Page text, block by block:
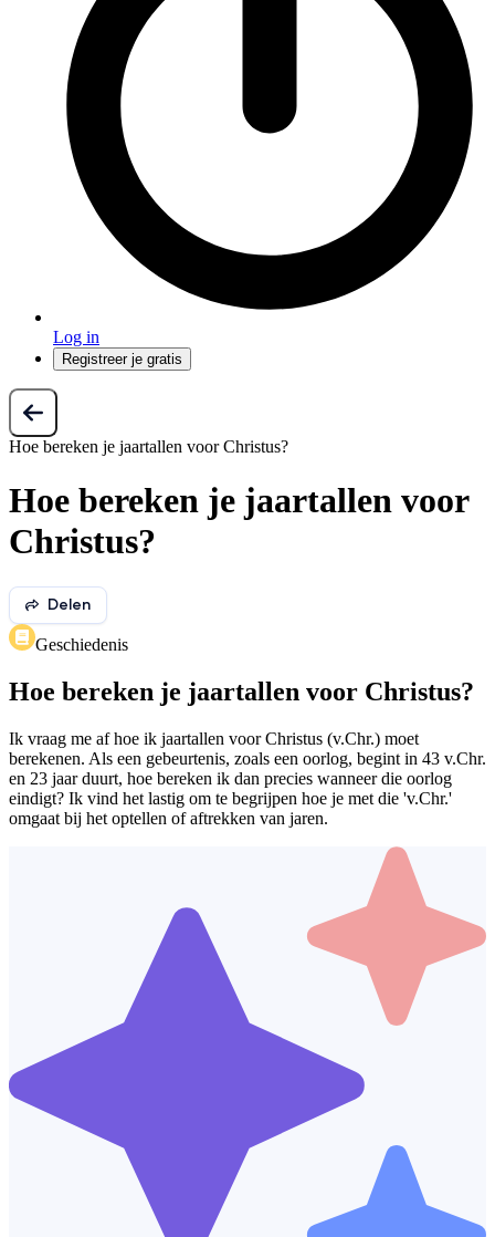
Log in
Registreer je gratis
Hoe bereken je jaartallen voor Christus?
Hoe bereken je jaartallen voor
Christus?
Delen
Geschiedenis
Hoe bereken je jaartallen voor Christus?
Ik vraag me af hoe ik jaartallen voor Christus (v.Chr.) moet
berekenen. Als een gebeurtenis, zoals een oorlog, begint in 43 v.Chr.
en 23 jaar duurt, hoe bereken ik dan precies wanneer die oorlog
eindigt? Ik vind het lastig om te begrijpen hoe je met die 'v.Chr.'
omgaat bij het optellen of aftrekken van jaren.